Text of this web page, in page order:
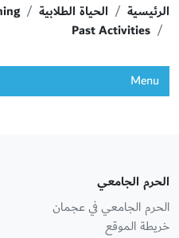
الرئيسية الحياة الطلابية
Past Activities
Menu
الحرم الجامعي
الحرم الجامعي في عجمان
خريطة الموقع